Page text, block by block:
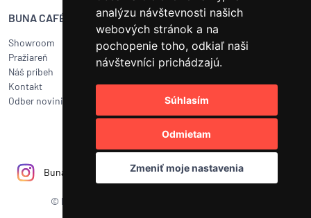
analýzu návštevnosti našich
webových stránok a na
pochopenie toho, odkiaľ naši
návštevníci prichádzajú.
Súhlasím
Odmietam
Zmeniť moje nastavenia
BUNA CAFÉ
Showroom
Pražiareň
Náš príbeh
Kontakt
Odber noviniek
RÝCHLY KONTAKT
BUNA CAFÉ
Havlíčkovo náměstí 15/31
252 19 Rudná, CZ
obchod@bunacafe.sk
+421 277 270 700
© BUNA CAFÉ 2011 - 2026
Bunacafecz Bunacafe.cz